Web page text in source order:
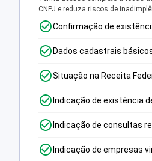
CNPJ e reduza riscos de
Confirmação de
Dados cadastrais
Situação na Receita
Indicação de existência
Indicação de consultas
Indicação de empresas